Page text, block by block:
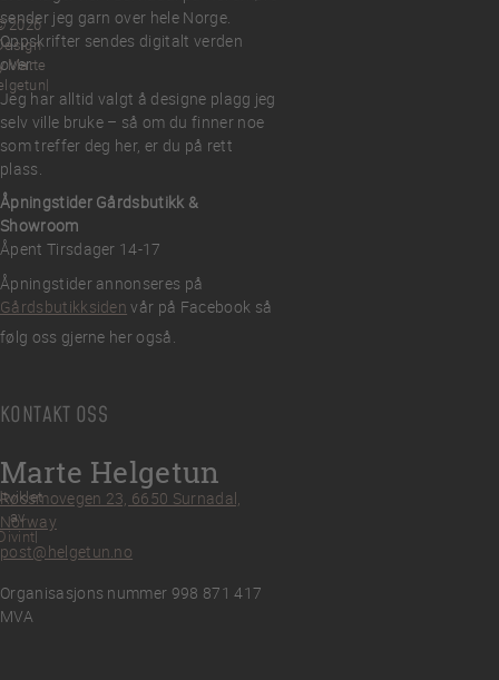
sender jeg garn over hele Norge.
Oppskrifter sendes digitalt verden
over.
Jeg har alltid valgt å designe plagg jeg
selv ville bruke – så om du finner noe
som treffer deg her, er du på rett
plass.
Åpningstider Gårdsbutikk &
Showroom
Åpent Tirsdager 14-17
Åpningstider annonseres på
Gårdsbutikksiden vår på Facebook så
følg oss gjerne her også.
KONTAKT OSS
Marte Helgetun
Røssmovegen 23, 6650 Surnadal,
Norway
post@helgetun.no
Organisasjons nummer 998 871 417
MVA
2026
Marte
av